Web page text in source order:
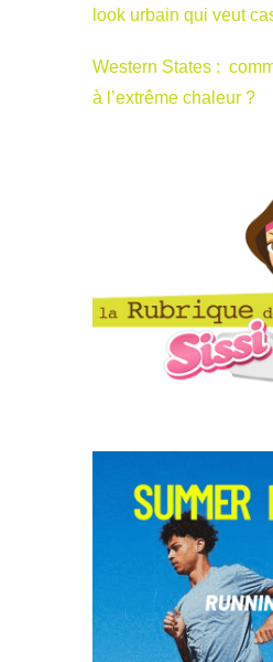
look urbain qui veut
Western States :
à l’extrême chaleur ?